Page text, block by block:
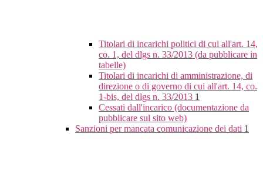
Titolari di incarichi politici di cui all'art. 14,
co. 1, del dlgs n. 33/2013 (da pubblicare in
tabelle)
Titolari di incarichi di amministrazione, di
direzione o di governo di cui all'art. 14, co.
1-bis, del dlgs n. 33/2013 1
Cessati dall'incarico (documentazione da
pubblicare sul sito web)
Sanzioni per mancata comunicazione dei dati 1